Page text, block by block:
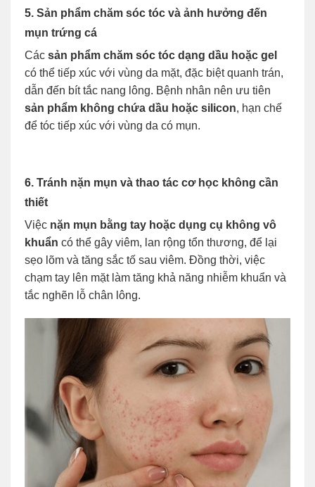
5. Sản phẩm chăm sóc tóc và ảnh hưởng đến
mụn trứng cá
Các sản phẩm chăm sóc tóc dạng dầu hoặc gel
có thể tiếp xúc với vùng da mặt, đặc biệt quanh trán,
dẫn đến bít tắc nang lông. Bệnh nhân nên ưu tiên
sản phẩm không chứa dầu hoặc silicon, hạn chế
để tóc tiếp xúc với vùng da có mụn.
6. Tránh nặn mụn và thao tác cơ học không cần
thiết
Việc nặn mụn bằng tay hoặc dụng cụ không vô
khuẩn có thể gây viêm, lan rộng tổn thương, để lại
sẹo lõm và tăng sắc tố sau viêm. Đồng thời, việc
chạm tay lên mặt làm tăng khả năng nhiễm khuẩn và
tắc nghẽn lỗ chân lông.